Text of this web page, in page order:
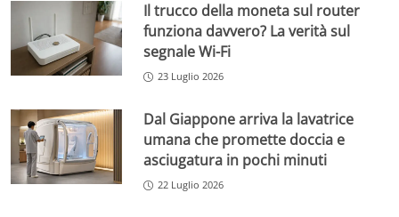
Il trucco della moneta sul router
funziona davvero? La verità sul
segnale Wi-Fi
23 Luglio 2026
Dal Giappone arriva la lavatrice
umana che promette doccia e
asciugatura in pochi minuti
22 Luglio 2026